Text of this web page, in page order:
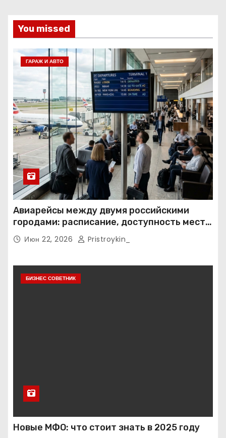
You missed
ГАРАЖ И АВТО
Авиарейсы между двумя российскими
городами: расписание, доступность мест и
тарифные условия
Июн 22, 2026 Pristroykin_
БИЗНЕС СОВЕТНИК
Новые МФО: что стоит знать в 2025 году